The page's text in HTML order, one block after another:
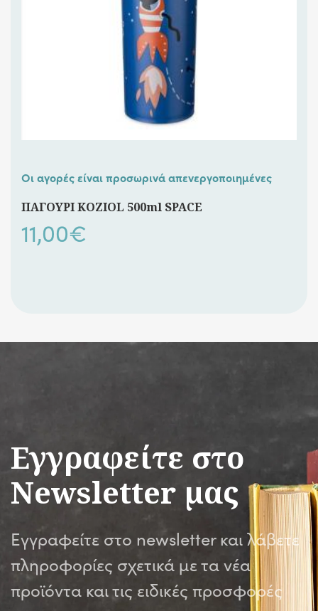
Οι αγορές είναι προσωρινά απενεργοποιημένες
ΠΑΓΟΥΡΙ KOZIOL 500ml SPACE
11,00€
Εγγραφείτε στο
Newsletter μας
Εγγραφείτε στο newsletter και λάβετε
πληροφορίες σχετικά με τα νέα
προϊόντα και τις ειδικές προσφορές